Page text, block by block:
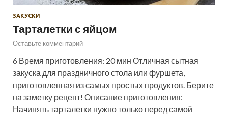
ЗАКУСКИ
Тарталетки с яйцом
Оставьте комментарий
6 Время приготовления: 20 мин Отличная сытная
закуска для праздничного стола или фуршета,
приготовленная из самых простых продуктов. Берите
на заметку рецепт! Описание приготовления:
Начинять тарталетки нужно только перед самой